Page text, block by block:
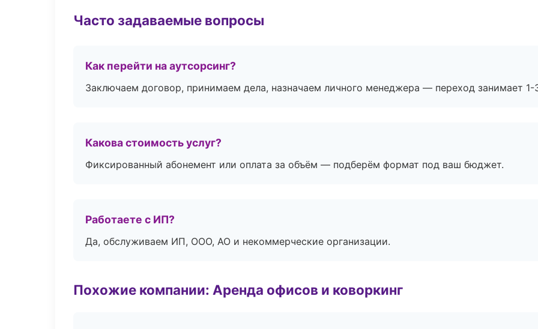
Часто задаваемые вопросы
Как перейти на аутсорсинг?
Заключаем договор, принимаем дела, назначаем личного менеджера — переход занимает 1-
Какова стоимость услуг?
Фиксированный абонемент или оплата за объём — подберём формат под ваш бюджет.
Работаете с ИП?
Да, обслуживаем ИП, ООО, АО и некоммерческие организации.
Похожие компании: Аренда офисов и коворкинг